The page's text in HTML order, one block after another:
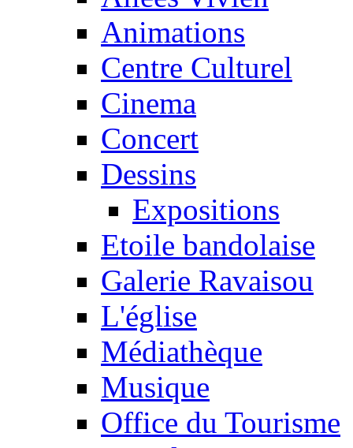
Animations
Centre Culturel
Cinema
Concert
Dessins
Expositions
Etoile bandolaise
Galerie Ravaisou
L'église
Médiathèque
Musique
Office du Tourisme